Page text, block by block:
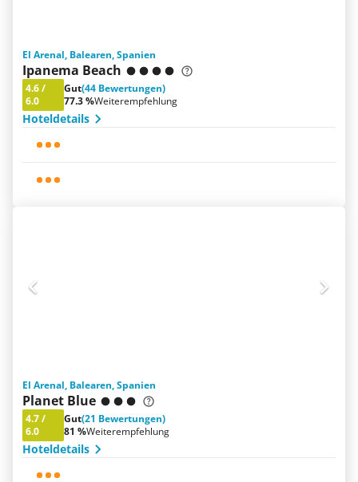
El Arenal, Balearen, Spanien
Ipanema Beach
4.6/
6.0
Gut(44 Bewertungen)
77.3 %Weiterempfehlung
Hoteldetails
El Arenal, Balearen, Spanien
Planet Blue
4.7/
6.0
Gut(21 Bewertungen)
81 %Weiterempfehlung
Hoteldetails